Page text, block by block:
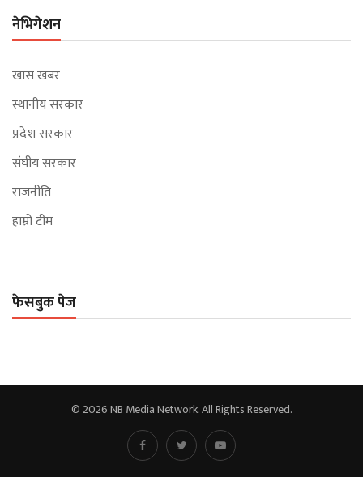
नेभिगेशन
खास खबर
स्थानीय सरकार
प्रदेश सरकार
संघीय सरकार
राजनीति
हाम्रो टीम
फेसबुक पेज
© 2026 NB Media Network. All Rights Reserved.